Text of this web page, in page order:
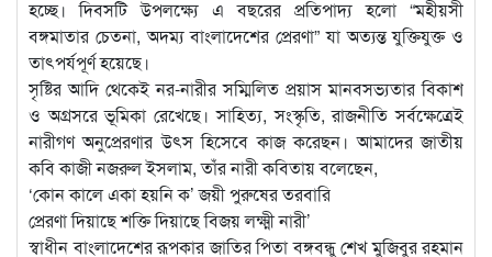
হচ্ছে। দিবসটি উপলক্ষ্যে এ বছরের প্রতিপাদ্য হলো “মহীয়সী
বঙ্গমাতার চেতনা, অদম্য বাংলাদেশের প্রেরণা” যা অত্যন্ত যুক্তিযুক্ত ও
তাৎপর্যপূর্ণ হয়েছে।
সৃষ্টির আদি থেকেই নর-নারীর সম্মিলিত প্রয়াস মানবসভ্যতার বিকাশ
ও অগ্রসরে ভূমিকা রেখেছে। সাহিত্য, সংস্কৃতি, রাজনীতি সর্বক্ষেত্রেই
নারীগণ অনুপ্রেরণার উৎস হিসেবে কাজ করেছন। আমাদের জাতীয়
কবি কাজী নজরুল ইসলাম, তাঁর নারী কবিতায় বলেছেন,
‘কোন কালে একা হয়নি ক’ জয়ী পুরুষের তরবারি
প্রেরণা দিয়াছে শক্তি দিয়াছে বিজয় লক্ষ্মী নারী’
স্বাধীন বাংলাদেশের রূপকার জাতির পিতা বঙ্গবন্ধু শেখ মুজিবুর রহমান